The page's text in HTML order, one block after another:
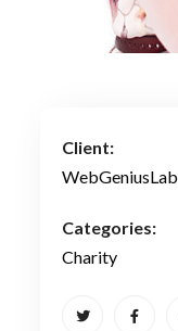
Client:
WebGeniusLab
Categories:
Charity